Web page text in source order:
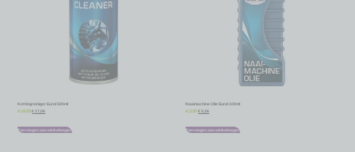
Kettingreiniger Eurol 500ml
€18,95 €17,06
Toevoegen aan winkelwagen
Naaimachine Olie Eurol 100ml
5,95 €5,36
Toevoegen aan winkelwagen